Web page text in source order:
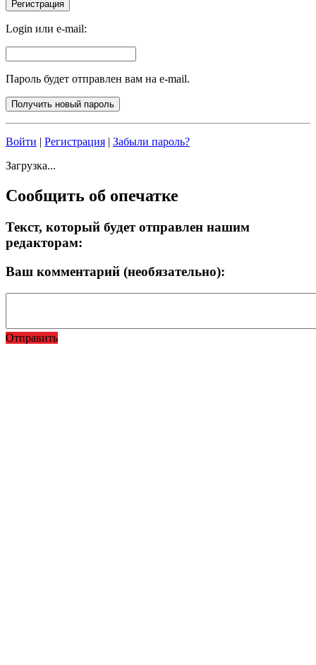
Login или e-mail:
Пароль будет отправлен вам на e-mail.
Войти Регистрация
Забыли пароль?
Загрузка...
Сообщить об опечатке
Текст, который будет отправлен нашим
редакторам:
Ваш комментарий (необязательно):
Отправить